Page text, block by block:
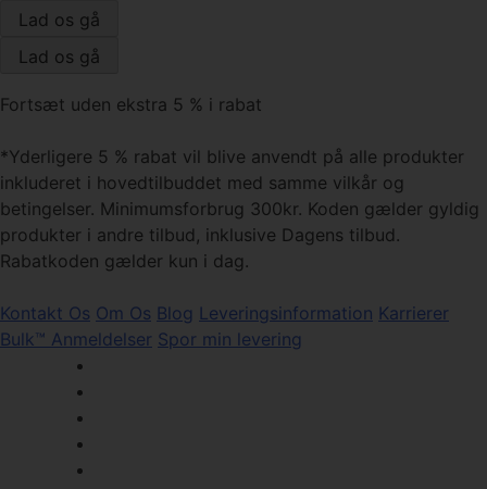
Fortsæt uden ekstra 5 % i rabat
*Yderligere 5 % rabat vil blive anvendt på alle produkter
inkluderet i hovedtilbuddet med samme vilkår og
betingelser. Minimumsforbrug 300kr. Koden gælder gyldig
produkter i andre tilbud, inklusive Dagens tilbud.
Rabatkoden gælder kun i dag.
Kontakt Os Om Os Blog Leveringsinformation Karrierer
Bulk™ Anmeldelser Spor min levering